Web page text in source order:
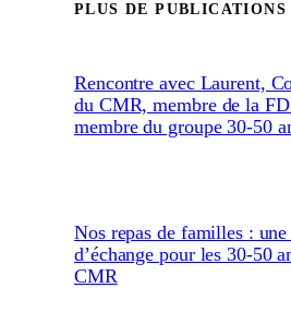
PLUS DE PUBLICATIONS
Rencontre avec Laurent,
du CMR, membre de la
membre du groupe 30-50
Nos repas de familles : une
d’échange pour les 30-50
CMR